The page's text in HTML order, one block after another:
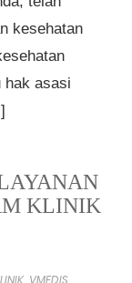
kesehatan
hak asasi
KLINIK
, VMEDIS